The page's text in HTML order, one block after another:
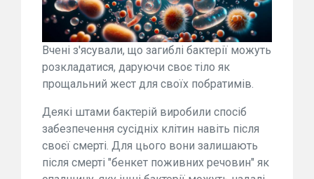
Вчені з'ясували, що загиблі бактерії можуть
розкладатися, даруючи своє тіло як
прощальний жест для своїх побратимів.
Деякі штами бактерій виробили спосіб
забезпечення сусідніх клітин навіть після
своєї смерті. Для цього вони залишають
після смерті "бенкет поживних речовин" як